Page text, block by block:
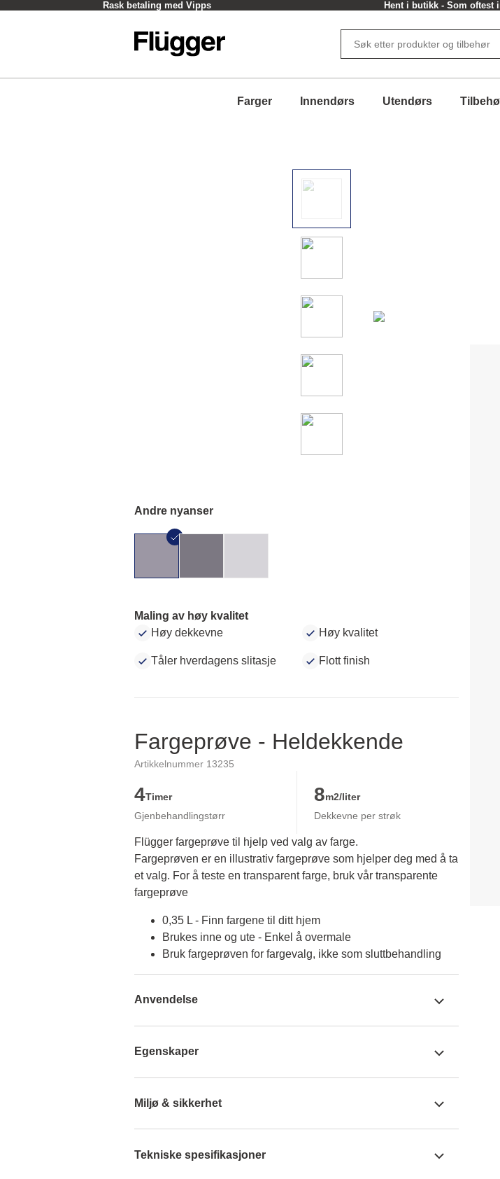
Rask betaling med Vipps Hent i butikk - Som oftest
Farger Innendørs Utendørs
Andre nyanser
Maling av høy kvalitet
Høy dekkevne
Høy kvalitet
Tåler hverdagens slitasje Flott finish
Fargeprøve - Heldekkende
Artikkelnummer 13235
4Timer
Gjenbehandlingstørr
8m2/liter
Dekkevne per strøk
Flügger fargeprøve til hjelp ved valg av farge.
Fargeprøven er en illustrativ fargeprøve som hjelper deg med å ta
et valg. For å teste en transparent farge, bruk vår transparente
fargeprøve
0,35 L - Finn fargene til ditt hjem
Brukes inne og ute - Enkel å overmale
Bruk fargeprøven for fargevalg, ikke som sluttbehandling
Anvendelse
Egenskaper
Miljø & sikkerhet
Tekniske spesifikasjoner